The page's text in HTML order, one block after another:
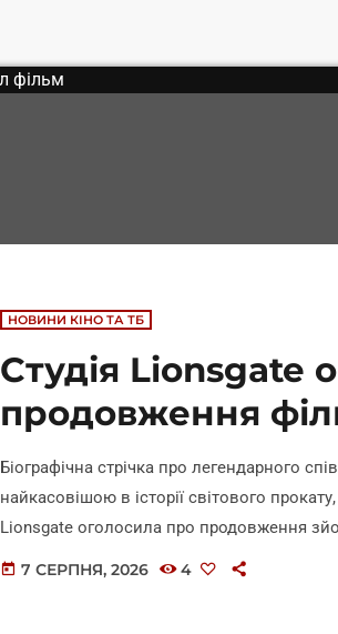
НОВИНИ КІНО ТА ТБ
Студія Lionsgate
продовження
Біографічна стрічка про легендарного
найкасовішою в історії світового
Lionsgate оголосила про продовження
виробництво наприкінці цього року або
today 7 СЕРПНЯ, 2026 4